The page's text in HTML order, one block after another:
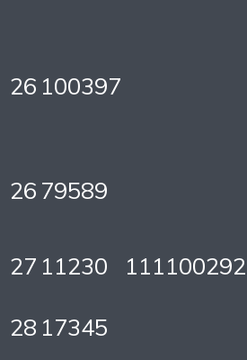
26 100397
26 79589
27 11230 111100292
28 17345